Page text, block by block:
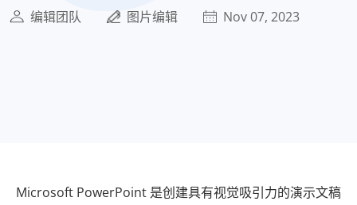
编辑团队 图片编辑 Nov 07, 2023
Microsoft PowerPoint 是创建具有视觉吸引力的演示文稿